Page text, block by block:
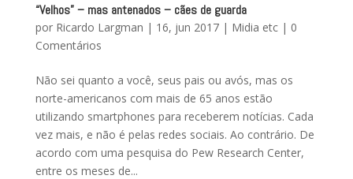
“Velhos” – mas antenados – cães de guarda
por Ricardo Largman | 16, jun 2017| Midia etc| 0
Comentários
Não sei quanto a você, seus pais ou avós, mas os
norte-americanos com mais de 65 anos estão
utilizando smartphones para receberem notícias. Cada
vez mais, e não é pelas redes sociais. Ao contrário. De
acordo com uma pesquisa do Pew Research Center,
entre os meses de...